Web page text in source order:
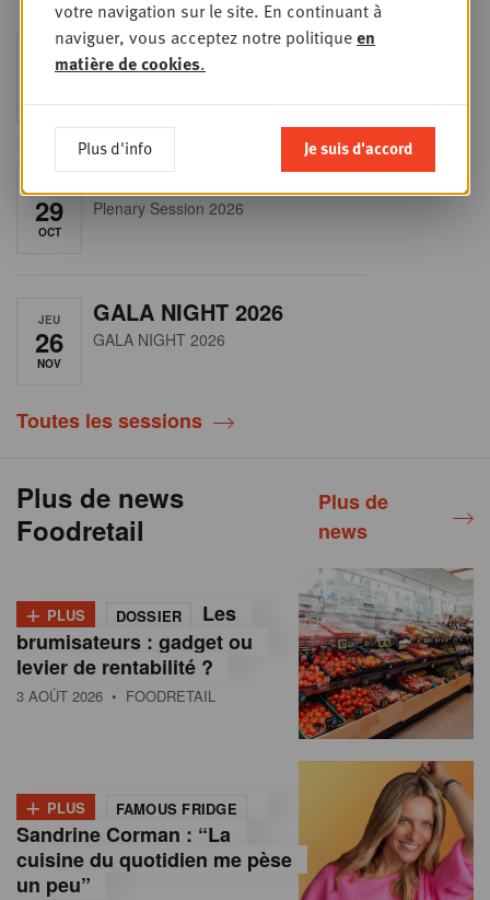
8
RET-TALK
CEO ONLY
29
OCT
Plenary Session 2026
Plenary Session 2026
JEU
26
NOV
GALA NIGHT 2026
GALA NIGHT 2026
Toutes les sessions
Plus de news
Foodretail
Plus de
news
+ PLUS DOSSIER
Les
brumisateurs : gadget ou
levier de rentabilité ?
3 AOÛT 2026 • FOODRETAIL
+ PLUS FAMOUS FRIDGE
Sandrine Corman : “La
cuisine du quotidien me pèse
un peu”
votre navigation sur le site. En continuant à
naviguer, vous acceptez notre politiqueen
matière de cookies.
Plus d'info Je suis d'accord